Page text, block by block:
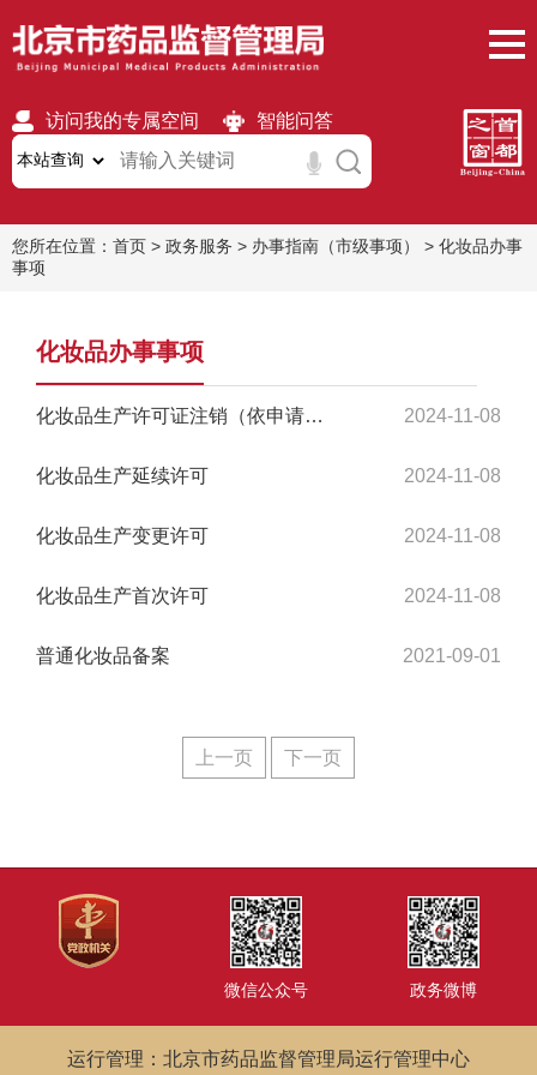
访问我的专属空间 智能问答
无障碍 繁體 移动版
您所在位置： 首页 > 政务服务 > 办事指南（市级事项） > 化妆品办事
事项
化妆品办事事项
化妆品生产许可证注销（依申请注销） 2024-11-08
化妆品生产延续许可 2024-11-08
化妆品生产变更许可 2024-11-08
化妆品生产首次许可 2024-11-08
普通化妆品备案 2021-09-01
上一页 下一页
微信公众号 政务微博
运行管理：北京市药品监督管理局运行管理中心